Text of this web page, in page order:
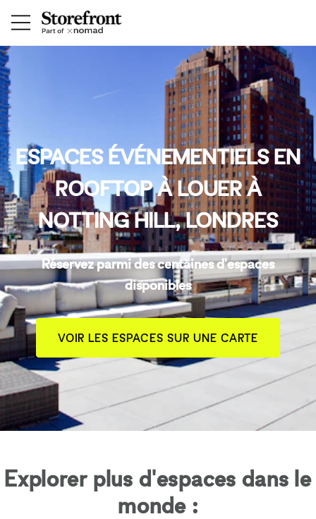
ESPACES ÉVÉNEMENTIELS EN
ROOFTOP À LOUER À
NOTTING HILL, LONDRES
Réservez parmi des centaines d'espaces
disponibles
VOIR LES ESPACES SUR UNE CARTE
Explorer plus d'espaces dans le
monde :